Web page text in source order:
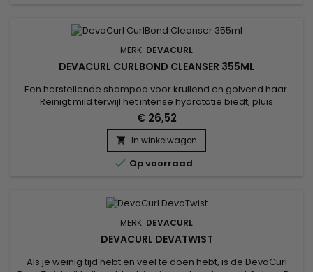
MERK: DEVACURL
DEVACURL CURLBOND CLEANSER 355ML
Een herstellende shampoo voor krullend en golvend haar.
Reinigt mild terwijl het intense hydratatie biedt, pluis
elimineert en krullen goed gedefinieerd achterlaat.&nbsp;
De innovatieve formule van DevaCurl CurlBond Cleanser
combineert de voordelen van aminozuren met natuurlijke
ingrediënten en Panthenol om je krullen een echte
herstellende en...
€ 26,52
 In winkelwagen
 Op voorraad
MERK: DEVACURL
DEVACURL DEVATWIST
Als je weinig tijd hebt en veel te doen hebt, is de DevaCurl